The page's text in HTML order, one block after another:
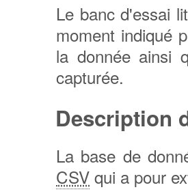
Le banc d'essai
moment indiqué
la donnée ainsi
capturée.
Description
La base de
CSV qui a pour